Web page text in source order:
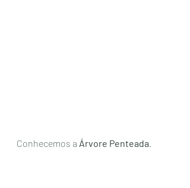
Conhecemos a Árvore Penteada